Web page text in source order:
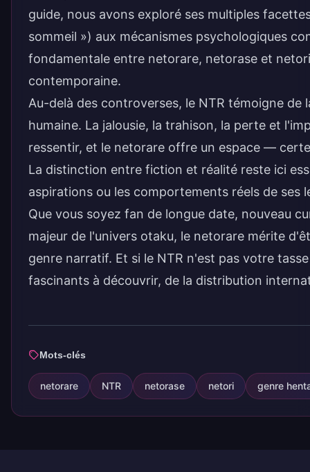
guide, nous avons exploré ses multiples
sommeil ») aux mécanismes psychologiques
fondamentale entre netorare, netorase et
contemporaine.
Au-delà des controverses, le NTR témoigne
humaine. La jalousie, la trahison, la perte et
ressentir, et le netorare offre un espace —
La distinction entre fiction et réalité reste ici
aspirations ou les comportements réels de ses
Que vous soyez fan de longue date, nouveau
majeur de l'univers otaku, le netorare mérite
genre narratif. Et si le NTR n'est pas votre
fascinants à découvrir, de la distribution
Mots-clés
netorare NTR netorase netori genre